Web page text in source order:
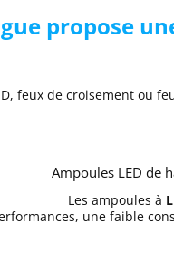
propose
feux de croisement ou
Ampoules LED de
Les ampoules à
une faible